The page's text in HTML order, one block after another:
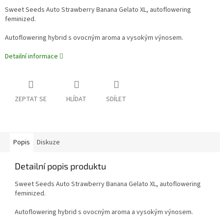
Sweet Seeds Auto Strawberry Banana Gelato XL, autoflowering
feminized.
Autoflowering hybrid s ovocným aroma a vysokým výnosem.
Detailní informace
ZEPTAT SE HLÍDAT SDÍLET
Popis Diskuze
Detailní popis produktu
Sweet Seeds Auto Strawberry Banana Gelato XL, autoflowering
feminized.
Autoflowering hybrid s ovocným aroma a vysokým výnosem.